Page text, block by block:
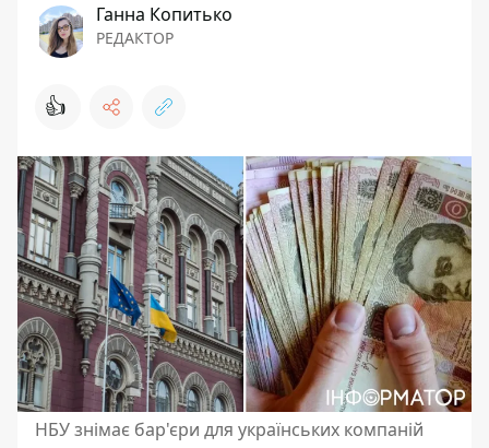
Ганна Копитько
РЕДАКТОР
👍
НБУ знімає бар'єри для українських компаній